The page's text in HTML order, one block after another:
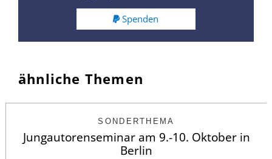
Spenden
ähnliche Themen
SONDERTHEMA
Jungautorenseminar am 9.-10. Oktober in
Berlin